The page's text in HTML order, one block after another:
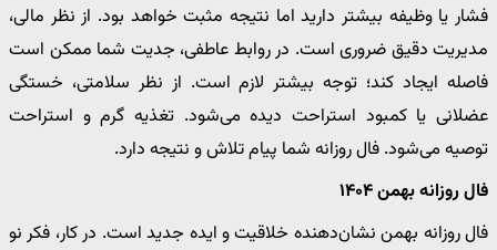
فشار یا وظیفه بیشتر دارید اما نتیجه مثبت خواهد بود. از نظر مالی،
مدیریت دقیق ضروری است. در روابط عاطفی، جدیت شما ممکن است
فاصله ایجاد کند؛ توجه بیشتر لازم است. از نظر سلامتی، خستگی
عضلانی یا کمبود استراحت دیده می‌شود. تغذیه گرم و استراحت
توصیه می‌شود. فال روزانه شما پیام تلاش و نتیجه دارد.
فال روزانه بهمن ۱۴۰۴
فال روزانه بهمن نشان‌دهنده خلاقیت و ایده جدید است. در کار، فکر نو